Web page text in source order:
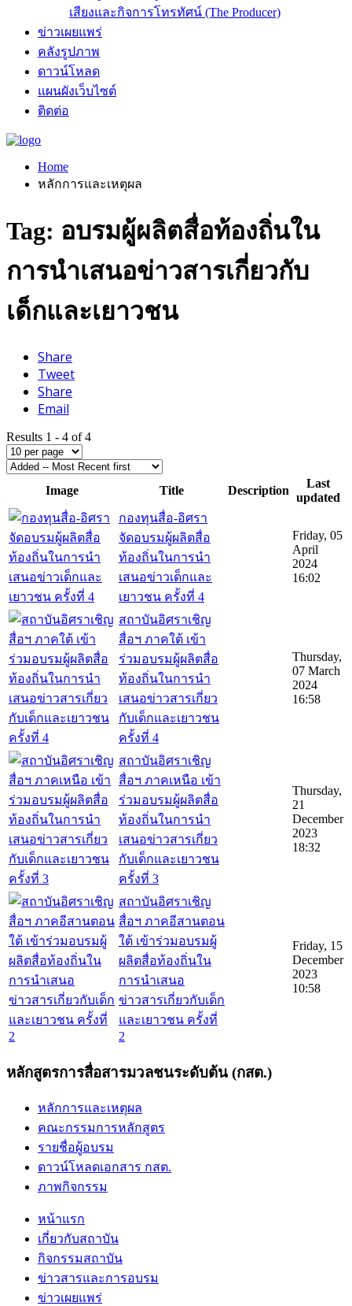
เสียงและกิจการโทรทัศน์ (The Producer)
ข่าวเผยแพร่
คลังรูปภาพ
ดาวน์โหลด
แผนผังเว็บไซต์
ติดต่อ
Home
หลักการและเหตุผล
Tag: อบรมผู้ผลิตสื่อท้องถิ่นใน
การนำเสนอข่าวสารเกี่ยวกับ
เด็กและเยาวชน
Share
Tweet
Share
Email
Results 1 - 4 of 4
Image Title Description
Last
updated
กองทุนสื่อ-อิศรา
จัดอบรมผู้ผลิตสื่อ
ท้องถิ่นในการนำ
เสนอข่าวเด็กและ
เยาวชน ครั้งที่ 4
Friday, 05
April
2024
16:02
สถาบันอิศราเชิญ
สื่อฯ ภาคใต้ เข้า
ร่วมอบรมผู้ผลิตสื่อ
ท้องถิ่นในการนำ
เสนอข่าวสารเกี่ยว
กับเด็กและเยาวชน
ครั้งที่ 4
Thursday,
07 March
2024
16:58
สถาบันอิศราเชิญ
สื่อฯ ภาคเหนือ เข้า
ร่วมอบรมผู้ผลิตสื่อ
ท้องถิ่นในการนำ
เสนอข่าวสารเกี่ยว
กับเด็กและเยาวชน
ครั้งที่ 3
Thursday,
21
December
2023
18:32
สถาบันอิศราเชิญ
สื่อฯ ภาคอีสานตอน
ใต้ เข้าร่วมอบรมผู้
ผลิตสื่อท้องถิ่นใน
การนำเสนอ
ข่าวสารเกี่ยวกับเด็ก
และเยาวชน ครั้งที่
2
Friday, 15
December
2023
10:58
หลักสูตรการสื่อสารมวลชนระดับต้น (กสต.)
หลักการและเหตุผล
คณะกรรมการหลักสูตร
รายชื่อผู้อบรม
ดาวน์โหลดเอกสาร กสต.
ภาพกิจกรรม
หน้าแรก
เกี่ยวกับสถาบัน
กิจกรรมสถาบัน
ข่าวสารและการอบรม
ข่าวเผยแพร่